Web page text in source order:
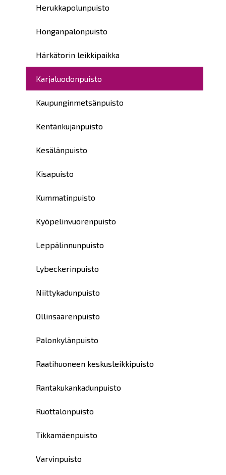
Herukkapolunpuisto
Honganpalonpuisto
Härkätorin leikkipaikka
Karjaluodonpuisto
Kaupunginmetsänpuisto
Kentänkujanpuisto
Kesälänpuisto
Kisapuisto
Kummatinpuisto
Kyöpelinvuorenpuisto
Leppälinnunpuisto
Lybeckerinpuisto
Niittykadunpuisto
Ollinsaarenpuisto
Palonkylänpuisto
Raatihuoneen keskusleikkipuisto
Rantakukankadunpuisto
Ruottalonpuisto
Tikkamäenpuisto
Varvinpuisto